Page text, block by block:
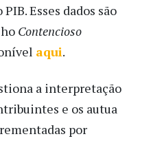
Esses dados são
Contencioso
aqui.
a interpretação
e os autua
por